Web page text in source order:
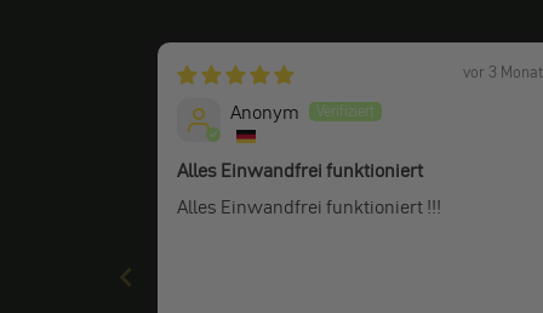
vor 3
Anonym
Alles Einwandfrei funktioniert
Alles Einwandfrei funktioniert !!!